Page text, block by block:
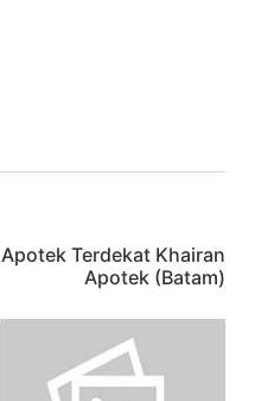
Apotek Terdekat Khairan
Apotek (Batam)